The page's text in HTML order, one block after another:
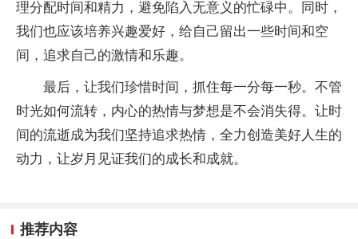
理分配时间和精力，避免陷入无意义的忙碌中。同时，
我们也应该培养兴趣爱好，给自己留出一些时间和空
间，追求自己的激情和乐趣。
最后，让我们珍惜时间，抓住每一分每一秒。不管
时光如何流转，内心的热情与梦想是不会消失得。让时
间的流逝成为我们坚持追求热情，全力创造美好人生的
动力，让岁月见证我们的成长和成就。
推荐内容